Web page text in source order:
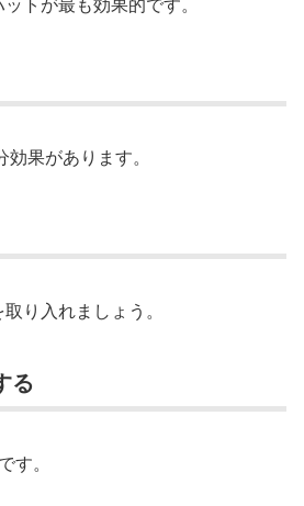
果があります。
り入れましょう。
る
す。